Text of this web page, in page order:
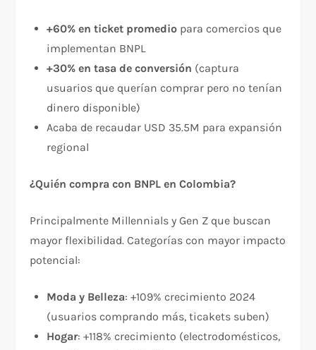
+60% en ticket promedio para comercios que
implementan BNPL​
+30% en tasa de conversión (captura
usuarios que querían comprar pero no tenían
dinero disponible)​
Acaba de recaudar USD 35.5M para expansión
regional​
¿Quién compra con BNPL en Colombia?
Principalmente Millennials y Gen Z que buscan
mayor flexibilidad. Categorías con mayor impacto
potencial:​
Moda y Belleza: +109% crecimiento 2024
(usuarios comprando más, ticakets suben)​
Hogar: +118% crecimiento (electrodomésticos,